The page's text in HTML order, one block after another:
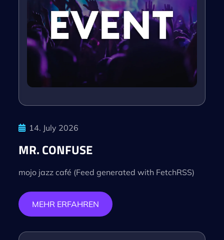
14. July 2026
MR. CONFUSE
mojo jazz café (Feed generated with FetchRSS)
MEHR ERFAHREN